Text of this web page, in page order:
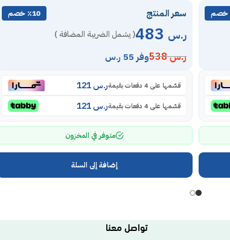
سعر المنتج ٪10 خصم
ر.س ( يشمل الضريبة المضافة )
ر.س538 وفر 55 ر.س
قسّمها على 4 دفعات بقيمة ر.س
قسّمها على 4 دفعات بقيمة ر.س
متوفر في المخزون
إضافة إلى السلة
تواصل معنا